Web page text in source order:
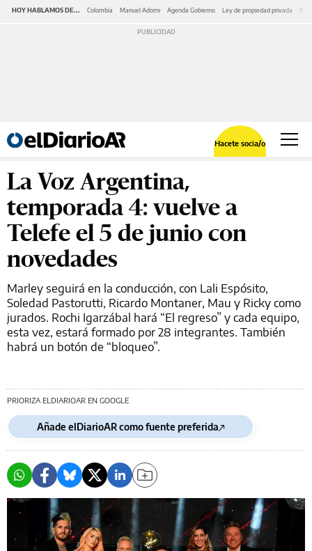
HOY HABLAMOS DE... Colombia Manuel Adorni Agenda Gobierno Ley de propiedad privada
Hacete socia/o
La Voz Argentina,
temporada 4: vuelve a
Telefe el 5 de junio con
novedades
Marley seguirá en la conducción, con Lali Espósito,
Soledad Pastorutti, Ricardo Montaner, Mau y Ricky como
jurados. Rochi Igarzábal hará “El regreso” y cada equipo,
esta vez, estará formado por 28 integrantes. También
habrá un botón de “bloqueo”.
PRIORIZA ELDIARIOAR EN GOOGLE
Añade elDiarioAR como fuente preferida